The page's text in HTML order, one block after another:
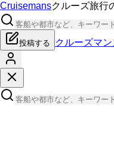
Cruisemansクルーズ旅行
投稿する クルーズマ